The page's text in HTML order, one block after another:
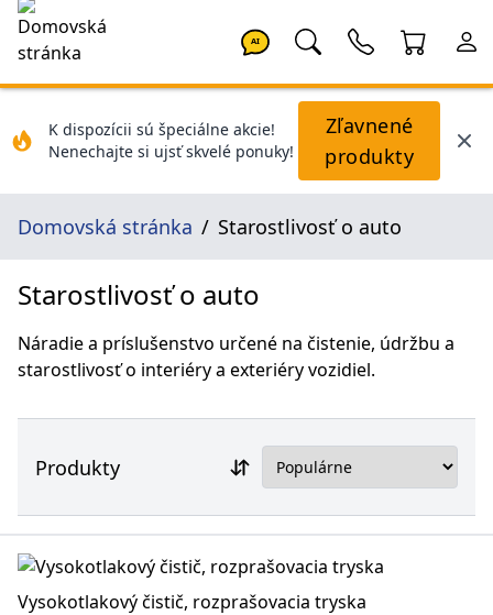
AI
K dispozícii sú špeciálne akcie!
Nenechajte si ujsť skvelé ponuky!
Zľavnené
produkty
Domovská stránka Starostlivosť o auto
Starostlivosť o auto
Náradie a príslušenstvo určené na čistenie, údržbu a
starostlivosť o interiéry a exteriéry vozidiel.
Produkty
Vysokotlakový čistič, rozprašovacia tryska